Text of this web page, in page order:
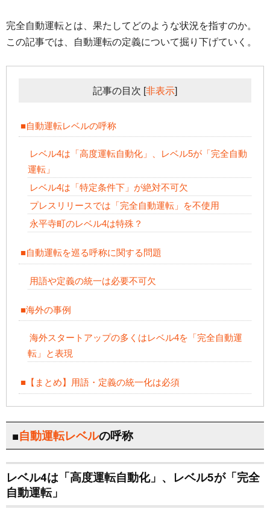
完全自動運転とは、果たしてどのような状況を指すのか。
この記事では、自動運転の定義について掘り下げていく。
記事の目次 [非表示]
■自動運転レベルの呼称
レベル4は「高度運転自動化」、レベル5が「完全自動
運転」
レベル4は「特定条件下」が絶対不可欠
プレスリリースでは「完全自動運転」を不使用
永平寺町のレベル4は特殊？
■自動運転を巡る呼称に関する問題
用語や定義の統一は必要不可欠
■海外の事例
海外スタートアップの多くはレベル4を「完全自動運
転」と表現
■【まとめ】用語・定義の統一化は必須
■自動運転レベルの呼称
レベル4は「高度運転自動化」、レベル5が「完全
自動運転」